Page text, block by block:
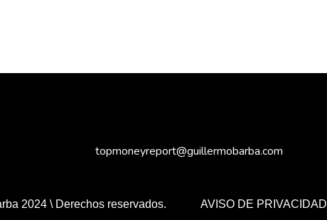
topmoneyreport@guillermobarba.com
2024 \ Derechos reservados. AVISO DE PRIVACIDAD